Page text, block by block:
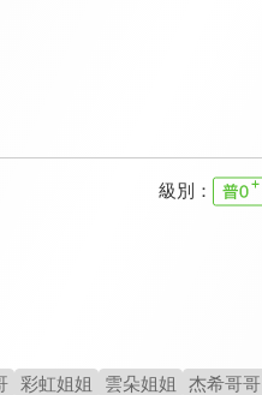
級別：
彩虹姐姐 雲朵姐姐 杰希哥哥